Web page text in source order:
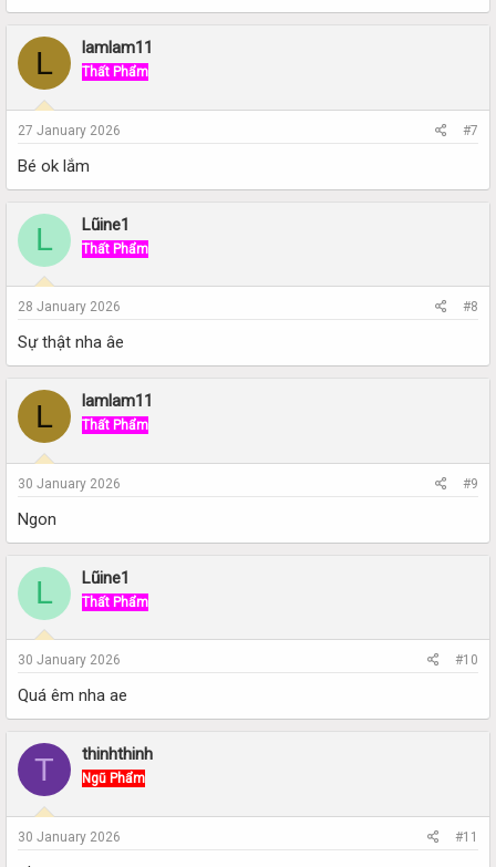
L lamlam11
Thất Phẩm
27 January 2026 #7
Bé ok lắm
L Lũine1
Thất Phẩm
28 January 2026 #8
Sự thật nha âe
L lamlam11
Thất Phẩm
30 January 2026 #9
Ngon
L Lũine1
Thất Phẩm
30 January 2026 #10
Quá êm nha ae
T thinhthinh
Ngũ Phẩm
30 January 2026 #11